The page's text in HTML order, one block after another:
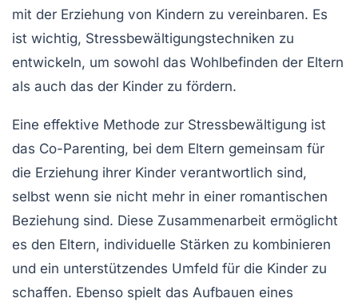
mit der Erziehung von Kindern zu vereinbaren. Es
ist wichtig, Stressbewältigungstechniken zu
entwickeln, um sowohl das Wohlbefinden der Eltern
als auch das der Kinder zu fördern.
Eine effektive Methode zur Stressbewältigung ist
das Co-Parenting, bei dem Eltern gemeinsam für
die Erziehung ihrer Kinder verantwortlich sind,
selbst wenn sie nicht mehr in einer romantischen
Beziehung sind. Diese Zusammenarbeit ermöglicht
es den Eltern, individuelle Stärken zu kombinieren
und ein unterstützendes Umfeld für die Kinder zu
schaffen. Ebenso spielt das Aufbauen eines